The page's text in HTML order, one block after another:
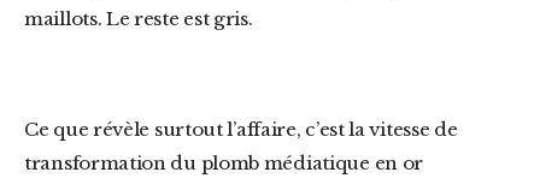
maillots. Le reste est gris.
Ce que révèle surtout l’affaire, c’est la vitesse de
transformation du plomb médiatique en or